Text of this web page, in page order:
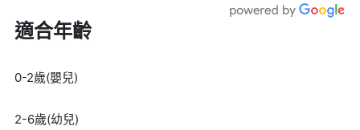
適合年齡
0-2歲(嬰兒)
2-6歲(幼兒)